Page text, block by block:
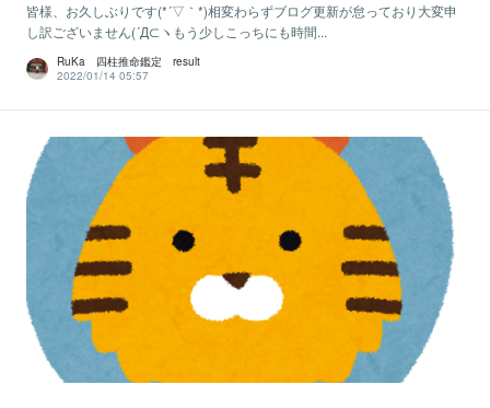
皆様、お久しぶりです(*´▽｀*)相変わらずブログ更新が怠っており大変申
し訳ございません(´Д⊂ヽもう少しこっちにも時間...
RuKa 四柱推命鑑定 result
2022/01/14 05:57